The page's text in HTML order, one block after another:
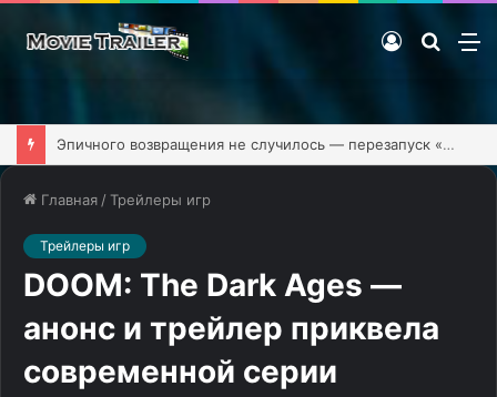
Поиск
Войти
Эпичного возвращения не случилось — перезапуск «Клиники» обзавёлся первым тизером
Главная /Трейлеры игр
Трейлеры игр
DOOM: The Dark Ages —
анонс и трейлер приквела
современной серии